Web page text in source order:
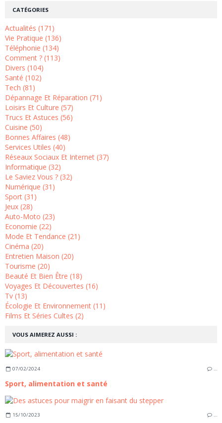
VOUS AIMEREZ AUSSI :
07/02/2024 …
Sport, alimentation et santé
15/10/2023 …
CATÉGORIES
Actualités (171)
Vie Pratique (136)
Téléphonie (134)
Comment ? (113)
Divers (104)
Santé (102)
Tech (81)
Dépannage Et Réparation (71)
Loisirs Et Culture (57)
Trucs Et Astuces (56)
Cuisine (50)
Bonnes Affaires (48)
Services Utiles (40)
Réseaux Sociaux Et Internet (37)
Informatique (32)
Le Saviez Vous ? (32)
Numérique (31)
Sport (31)
Jeux (28)
Auto-Moto (23)
Economie (22)
Mode Et Tendance (21)
Cinéma (20)
Entretien Maison (20)
Tourisme (20)
Beauté Et Bien Être (18)
Voyages Et Découvertes (16)
Tv (13)
Écologie Et Environnement (11)
Films Et Séries Cultes (2)